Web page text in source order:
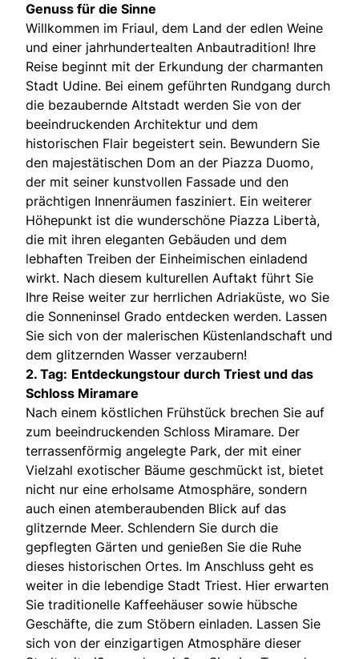
Genuss für die Sinne
Willkommen im Friaul, dem Land der edlen Weine
und einer jahrhundertealten Anbautradition! Ihre
Reise beginnt mit der Erkundung der charmanten
Stadt Udine. Bei einem geführten Rundgang durch
die bezaubernde Altstadt werden Sie von der
beeindruckenden Architektur und dem
historischen Flair begeistert sein. Bewundern Sie
den majestätischen Dom an der Piazza Duomo,
der mit seiner kunstvollen Fassade und den
prächtigen Innenräumen fasziniert. Ein weiterer
Höhepunkt ist die wunderschöne Piazza Libertà,
die mit ihren eleganten Gebäuden und dem
lebhaften Treiben der Einheimischen einladend
wirkt. Nach diesem kulturellen Auftakt führt Sie
Ihre Reise weiter zur herrlichen Adriaküste, wo Sie
die Sonneninsel Grado entdecken werden. Lassen
Sie sich von der malerischen Küstenlandschaft und
dem glitzernden Wasser verzaubern!
2. Tag: Entdeckungstour durch Triest und das
Schloss Miramare
Nach einem köstlichen Frühstück brechen Sie auf
zum beeindruckenden Schloss Miramare. Der
terrassenförmig angelegte Park, der mit einer
Vielzahl exotischer Bäume geschmückt ist, bietet
nicht nur eine erholsame Atmosphäre, sondern
auch einen atemberaubenden Blick auf das
glitzernde Meer. Schlendern Sie durch die
gepflegten Gärten und genießen Sie die Ruhe
dieses historischen Ortes. Im Anschluss geht es
weiter in die lebendige Stadt Triest. Hier erwarten
Sie traditionelle Kaffeehäuser sowie hübsche
Geschäfte, die zum Stöbern einladen. Lassen Sie
sich von der einzigartigen Atmosphäre dieser